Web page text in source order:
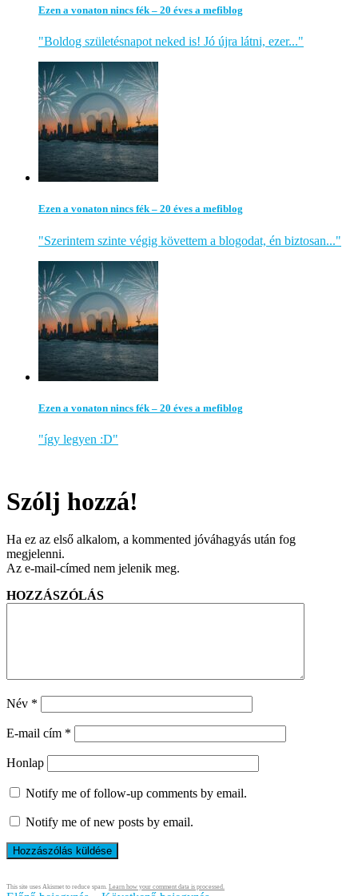
Ezen a vonaton nincs fék – 20 éves a mefiblog
"Boldog születésnapot neked is! Jó újra látni, ezer..."
Ezen a vonaton nincs fék – 20 éves a mefiblog
"Szerintem szinte végig követtem a blogodat, én biztosan..."
Ezen a vonaton nincs fék – 20 éves a mefiblog
"így legyen :D"
Szólj hozzá!
Ha ez az első alkalom, a kommented jóváhagyás után fog
megjelenni.
Az e-mail-címed nem jelenik meg.
HOZZÁSZÓLÁS
Név *
E-mail cím *
Honlap
Notify me of follow-up comments by email.
Notify me of new posts by email.
This site uses Akismet to reduce spam. Learn how your comment data is processed.